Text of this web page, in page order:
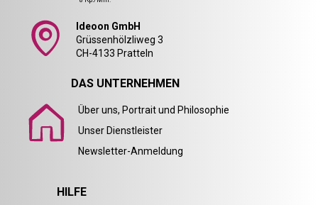
Ideoon GmbH
Grüssenhölzliweg 3
CH-4133 Pratteln
DAS UNTERNEHMEN
Über uns, Portrait und Philosophie
Unser Dienstleister
Newsletter-Anmeldung
HILFE